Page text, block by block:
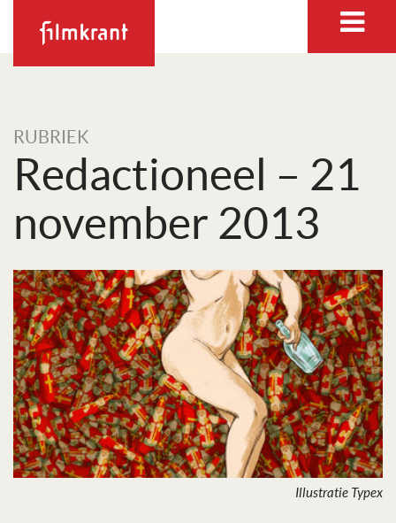
RUBRIEK
Redactioneel – 21
november 2013
Illustratie Typex